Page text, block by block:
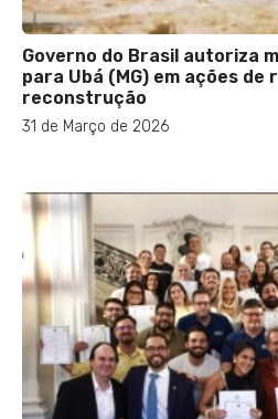
Governo do Brasil autoriza
para Ubá (MG) em ações de
reconstrução
31 de Março de 2026